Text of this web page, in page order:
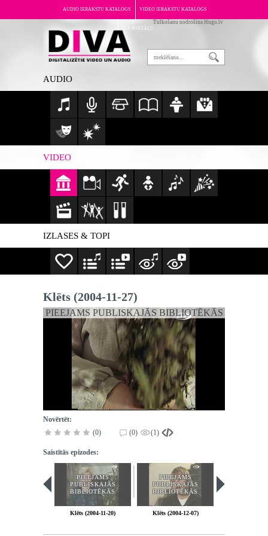
AUDIO IERAKSTU KATALOGS VIDEO IERAKSTU KATALOGS
PAR PORTĀLU
Tulkošanu nodrošina Hugo.lv
AUDIO
VIDEO
IZLASES & TOPI
Klēts (2004-11-27)
PIEEJAMS PUBLISKAJĀS BIBLIOTĒKĀS
Novērtēt:
(0)
(0) (1)
Saistītās epizodes:
PIEEJAMS
PUBLISKAJĀS
BIBLIOTĒKĀS
Klēts (2004-11-20)
PIEEJAMS
PUBLISKAJĀS
BIBLIOTĒKĀS
Klēts (2004-12-07)